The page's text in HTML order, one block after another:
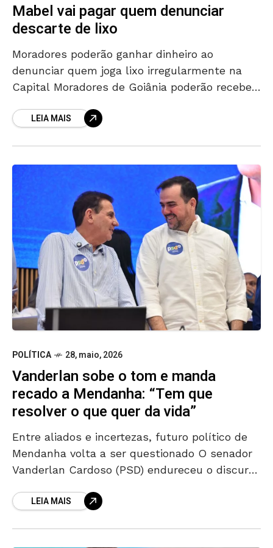
Mabel vai pagar quem denunciar
descarte de lixo
Moradores poderão ganhar dinheiro ao
denunciar quem joga lixo irregularmente na
Capital Moradores de Goiânia poderão receber
irregular de lixo na cidade. Atenção: Ao
LEIA MAIS
POLÍTICA 28, maio, 2026
Vanderlan sobe o tom e manda
recado a Mendanha: “Tem que
resolver o que quer da vida”
Entre aliados e incertezas, futuro político de
Mendanha volta a ser questionado O senador
Vanderlan Cardoso (PSD) endureceu o discurso
de Aparecida
LEIA MAIS